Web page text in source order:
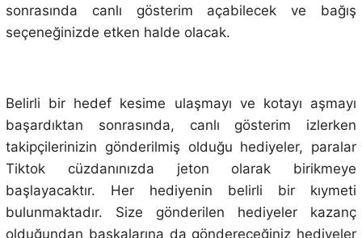
sonrasında canlı gösterim açabilecek ve bağış
seçeneğinizde etken halde olacak.
Belirli bir hedef kesime ulaşmayı ve kotayı aşmayı
başardıktan sonrasında, canlı gösterim izlerken
takipçilerinizin gönderilmiş olduğu hediyeler, paralar
Tiktok cüzdanınızda jeton olarak birikmeye
başlayacaktır. Her hediyenin belirli bir kıymeti
bulunmaktadır. Size gönderilen hediyeler kazanç
olduğundan başkalarına da göndereceğiniz hediyeler